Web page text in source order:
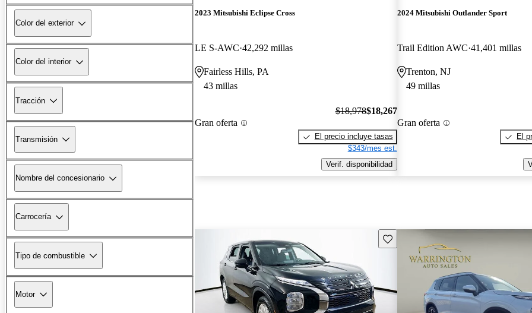
Color del exterior
Color del interior
Tracción
Transmisión
Nombre del concesionario
Carrocería
Tipo de combustible
Motor
2023 Mitsubishi Eclipse Cross
LE S-AWC 42,292 millas
Fairless Hills, PA
43 millas
Gran oferta
$18,978$18,267
El precio incluye tasas
$343/mes est.
Verif. disponibilidad
2024 Mitsubishi Outlander Sport
Trail Edition AWC 41,401 millas
Trenton, NJ
49 millas
Gran oferta
El
Guarda este Aviso